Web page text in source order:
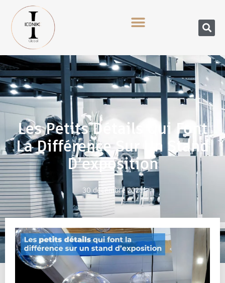
Les Petits Détails Qui Font
La Différence Sur Un Stand
D’exposition
30 décembre 2025